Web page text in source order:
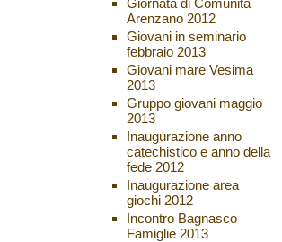
Arenzano 2012
Giovani in seminario
febbraio 2013
Giovani mare Vesima
2013
Gruppo giovani maggio
2013
Inaugurazione anno
catechistico e anno della
fede 2012
Inaugurazione area
giochi 2012
Incontro Bagnasco
Famiglie 2013